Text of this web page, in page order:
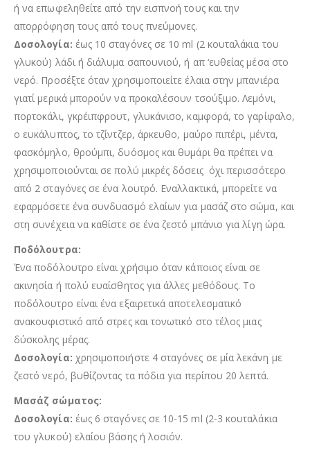
ή να επωφεληθείτε από την εισπνοή τους και την
απορρόφηση τους από τους πνεύμονες.
Δοσολογία: έως 10 σταγόνες σε 10 ml (2 κουταλάκια του
γλυκού) λάδι ή διάλυμα σαπουνιού, ή απ ‘ευθείας μέσα στο
νερό. Προσέξτε όταν χρησιμοποιείτε έλαια στην μπανιέρα
γιατί μερικά μπορούν να προκαλέσουν τσούξιμο. Λεμόνι,
πορτοκάλι, γκρέιπφρουτ, γλυκάνισο, καμφορά, το γαρίφαλο,
ο ευκάλυπτος, το τζίντζερ, άρκευθο, μαύρο πιπέρι, μέντα,
φασκόμηλο, θρούμπι, δυόσμος και θυμάρι θα πρέπει να
χρησιμοποιούνται σε πολύ μικρές δόσεις όχι περισσότερο
από 2 σταγόνες σε ένα λουτρό. Εναλλακτικά, μπορείτε να
εφαρμόσετε ένα συνδυασμό ελαίων για μασάζ στο σώμα, και
στη συνέχεια να καθίστε σε ένα ζεστό μπάνιο για λίγη ώρα.
Ποδόλουτρα:
Ένα ποδόλουτρο είναι χρήσιμο όταν κάποιος είναι σε
ακινησία ή πολύ ευαίσθητος για άλλες μεθόδους. Το
ποδόλουτρο είναι ένα εξαιρετικά αποτελεσματικό
ανακουφιστικό από στρες και τονωτικό στο τέλος μιας
δύσκολης μέρας.
Δοσολογία: χρησιμοποιήστε 4 σταγόνες σε μία λεκάνη με
ζεστό νερό, βυθίζοντας τα πόδια για περίπου 20 λεπτά.
Μασάζ σώματος:
Δοσολογία: έως 6 σταγόνες σε 10-15 ml (2-3 κουταλάκια
του γλυκού) ελαίου βάσης ή λοσιόν.